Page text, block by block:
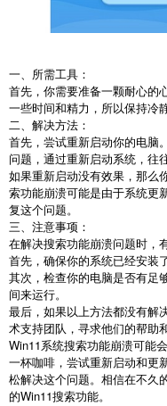
一、所需工具：
首先，你需要准备一颗耐心的
一些时间和精力，所以保持冷
二、解决方法：
首先，尝试重新启动你的电脑
问题，通过重新启动系统，往
如果重新启动没有效果，那么
索功能崩溃可能是由于系统更
复这个问题。
三、注意事项：
在解决搜索功能崩溃问题时，
首先，确保你的系统已经安装
其次，检查你的电脑是否有足
间来运行。
最后，如果以上方法都没有解
术支持团队，寻求他们的帮助
Win11系统搜索功能崩溃可能
一杯咖啡，尝试重新启动和更
松解决这个问题。相信在不久
的Win11搜索功能。